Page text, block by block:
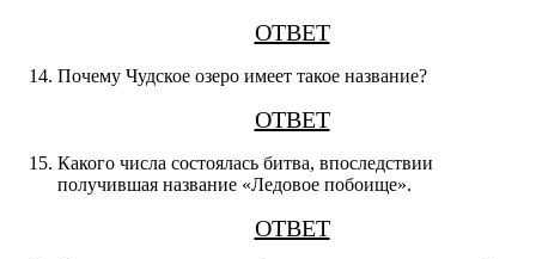
ОТВЕТ
Почему Чудское озеро имеет такое название?
ОТВЕТ
Какого числа состоялась битва, впоследствии
получившая название «Ледовое побоище».
ОТВЕТ